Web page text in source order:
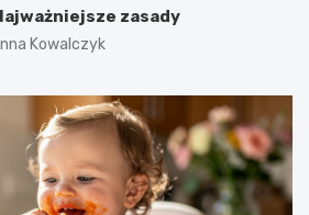
zasady
Kowalczyk